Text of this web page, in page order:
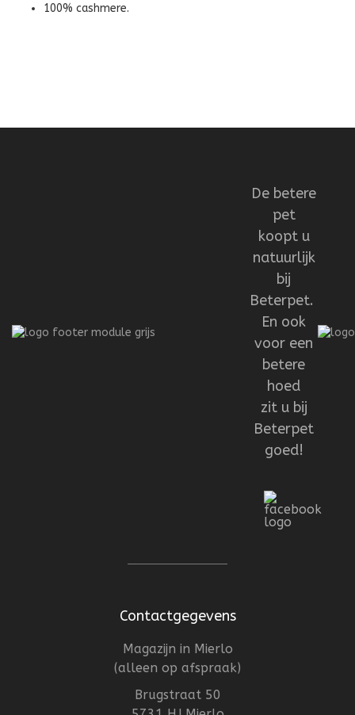
100% cashmere.
De betere
pet
koopt u
natuurlijk
bij
Beterpet.
En ook
voor een
betere
hoed
zit u bij
Beterpet
goed!
Contactgegevens
Magazijn in Mierlo
(alleen op afspraak)
Brugstraat 50